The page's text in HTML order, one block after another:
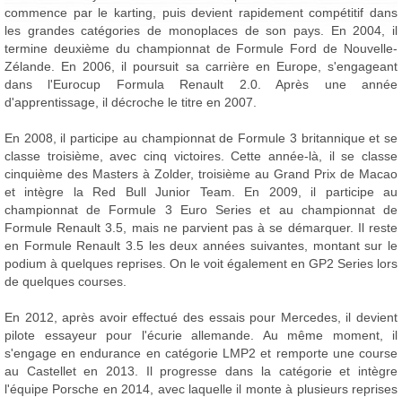
commence par le karting, puis devient rapidement compétitif dans
les grandes catégories de monoplaces de son pays. En 2004, il
termine deuxième du championnat de Formule Ford de Nouvelle-
Zélande. En 2006, il poursuit sa carrière en Europe, s'engageant
dans l'Eurocup Formula Renault 2.0. Après une année
d'apprentissage, il décroche le titre en 2007.
En 2008, il participe au championnat de Formule 3 britannique et se
classe troisième, avec cinq victoires. Cette année-là, il se classe
cinquième des Masters à Zolder, troisième au Grand Prix de Macao
et intègre la Red Bull Junior Team. En 2009, il participe au
championnat de Formule 3 Euro Series et au championnat de
Formule Renault 3.5, mais ne parvient pas à se démarquer. Il reste
en Formule Renault 3.5 les deux années suivantes, montant sur le
podium à quelques reprises. On le voit également en GP2 Series lors
de quelques courses.
En 2012, après avoir effectué des essais pour Mercedes, il devient
pilote essayeur pour l'écurie allemande. Au même moment, il
s'engage en endurance en catégorie LMP2 et remporte une course
au Castellet en 2013. Il progresse dans la catégorie et intègre
l'équipe Porsche en 2014, avec laquelle il monte à plusieurs reprises